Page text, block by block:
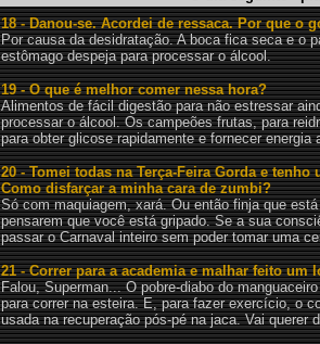
18 - Danou-se. Acordei de ressaca. Por que o
Por causa da desidratação. A boca fica seca e o
estômago despeja para processar o álcool.
19 - O que é melhor comer nessa hora?
Alimentos de fácil digestão para não estressar
processar o álcool. Os campeões frutas, para
para obter glicose rapidamente e fornecer energia
20 - Tomei todas na Terça-Feira Gorda e
Como disfarçar a minha cara de zumbi?
Só com maquiagem, xará. Ou então finja que
pensarem que você está gripado. Se a sua
passar o Carnaval inteiro sem poder tomar uma
21 - Correr para a academia e malhar feito um
Falou, Superman... O pobre-diabo do
para correr na esteira. E, para fazer exercício, o
usada na recuperação pós-pé na jaca. Vai querer